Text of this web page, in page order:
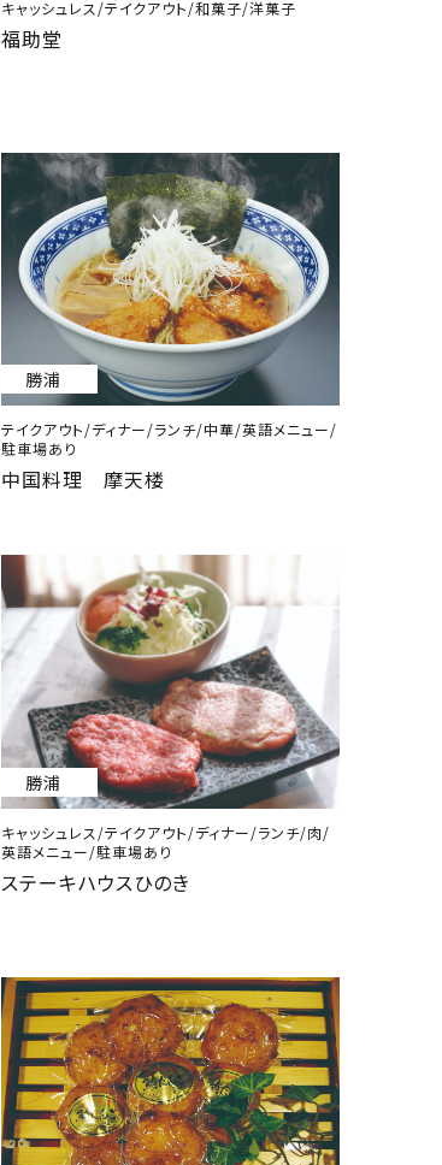
キャッシュレス/テイクアウト/和菓子/洋菓子
福助堂
勝浦
テイクアウト/ディナー/ランチ/中華/英語メニュー/
駐車場あり
中国料理 摩天楼
勝浦
キャッシュレス/テイクアウト/ディナー/ランチ/肉/
英語メニュー/駐車場あり
ステーキハウスひのき